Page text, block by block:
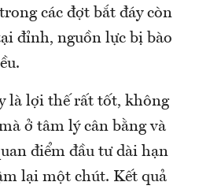
các đợt bắt đáy còn
đỉnh, nguồn lực bị bào
là lợi thế rất tốt, không
ở tâm lý cân bằng và
điểm đầu tư dài hạn
lại một chút. Kết quả